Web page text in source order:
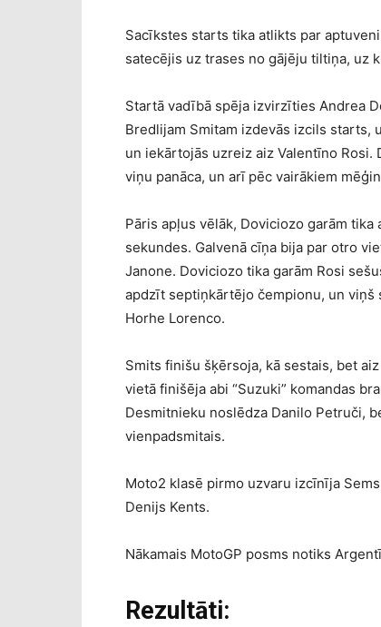
Sacīkstes starts tika atlikts par
satecējis uz trases no gājēju tiltiņa, uz
Startā vadībā spēja izvirzīties Andrea
Bredlijam Smitam izdevās izcils starts,
un iekārtojās uzreiz aiz Valentīno
viņu panāca, un arī pēc vairākiem
Pāris apļus vēlāk, Doviciozo garām
sekundes. Galvenā cīņa bija par otro
Janone. Doviciozo tika garām Rosi
apdzīt septiņkārtējo čempionu, un viņš
Horhe Lorenco.
Smits finišu šķērsoja, kā sestais, bet
vietā finišēja abi “Suzuki” komandas
Desmitnieku noslēdza Danilo Petruči,
vienpadsmitais.
Moto2 klasē pirmo uzvaru izcīnīja
Denijs Kents.
Nākamais MotoGP posms notiks
Rezultāti: